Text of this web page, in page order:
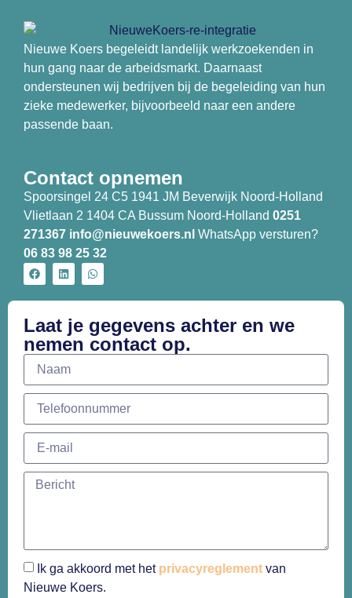
Nieuwe Koers begeleidt landelijk werkzoekenden in
hun gang naar de arbeidsmarkt. Daarnaast
ondersteunen wij bedrijven bij de begeleiding van hun
zieke medewerker, bijvoorbeeld naar een andere
passende baan.
Contact opnemen
Spoorsingel 24 C5 1941 JM Beverwijk Noord-Holland
Vlietlaan 2 1404 CA Bussum Noord-Holland 0251
271367 info@nieuwekoers.nl WhatsApp versturen?
06 83 98 25 32
Laat je gegevens achter en we
nemen contact op.
Ik ga akkoord met het privacyreglement van
Nieuwe Koers.